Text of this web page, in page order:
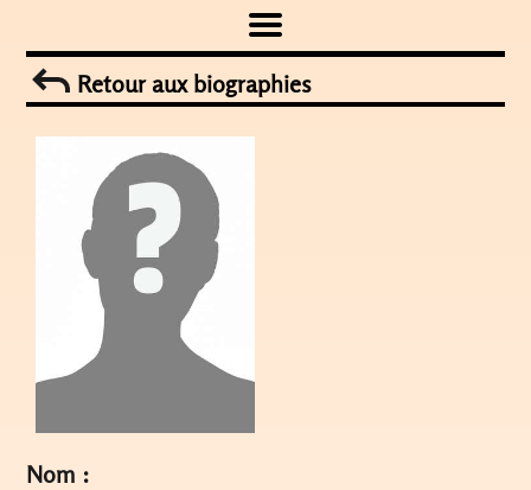
to
contentRetour aux biographies
Nom :